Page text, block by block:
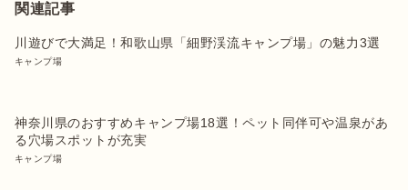
関連記事
川遊びで大満足！和歌山県「細野渓流キャンプ場」の魅力3選
キャンプ場
神奈川県のおすすめキャンプ場18選！ペット同伴可や温泉があ
る穴場スポットが充実
キャンプ場